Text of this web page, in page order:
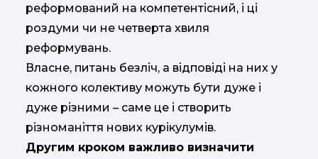
реформований на компетентісний, і ці
роздуми чи не четверта хвиля
реформувань.
Власне, питань безліч, а відповіді на них у
кожного колективу можуть бути дуже і
дуже різними – саме це і створить
різноманіття нових курікулумів.
Другим кроком важливо визначити